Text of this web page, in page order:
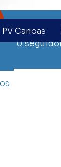
PV Canoas
0